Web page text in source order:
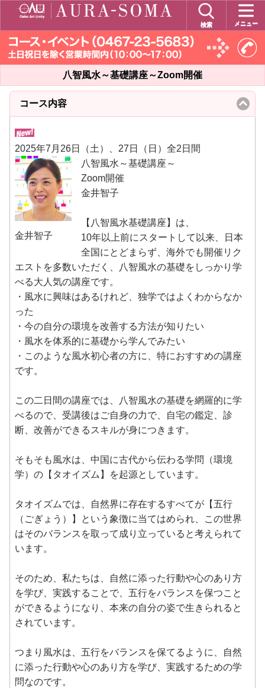
検索 メニュー
八智風水～基礎講座～Zoom開催
コース内容
to
2025年7月26日（土）、27日（日）全2日間
金井智子
八智風水～基礎講座～
Zoom開催
金井智子
【八智風水基礎講座】は、
10年以上前にスタートして以来、日本
全国にとどまらず、海外でも開催リク
エストを多数いただく、八智風水の基礎をしっかり学
べる大人気の講座です。
・風水に興味はあるけれど、独学ではよくわからなか
った
・今の自分の環境を改善する方法が知りたい
・風水を体系的に基礎から学んでみたい
・このような風水初心者の方に、特におすすめの講座
です。
この二日間の講座では、八智風水の基礎を網羅的に学
べるので、受講後はご自身の力で、自宅の鑑定、診
断、改善ができるスキルが身につきます。
そもそも風水は、中国に古代から伝わる学問（環境
学）の【タオイズム】を起源としています。
タオイズムでは、自然界に存在するすべてが【五行
（ごぎょう）】という象徴に当てはめられ、この世界
はそのバランスを取って成り立っていると考えられて
います。
そのため、私たちは、自然に添った行動や心のあり方
を学び、実践することで、五行をバランスを保つこと
ができるようになり、本来の自分の姿で生きられると
されています。
つまり風水は、五行をバランスを保てるように、自然
に添った行動や心のあり方を学び、実践するための学
問なのです。